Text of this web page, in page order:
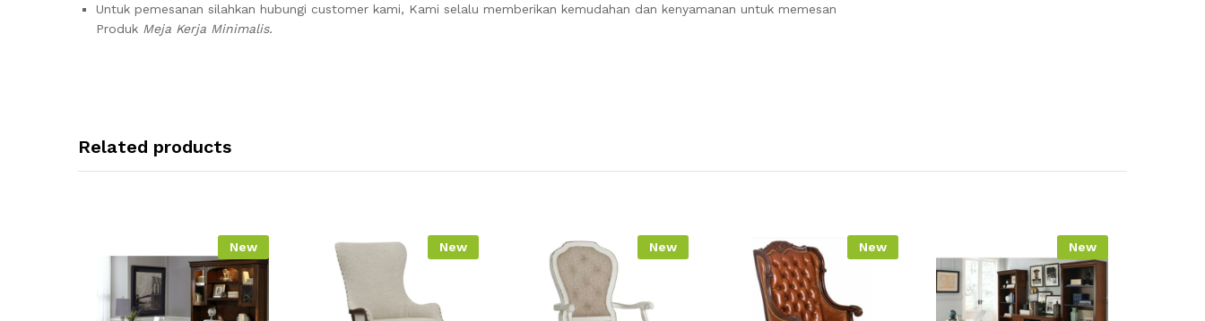
Untuk pemesanan silahkan hubungi customer kami, Kami selalu memberikan kemudahan dan kenyamanan untuk memesan
Produk Meja Kerja Minimalis.
Related products
New New New New New